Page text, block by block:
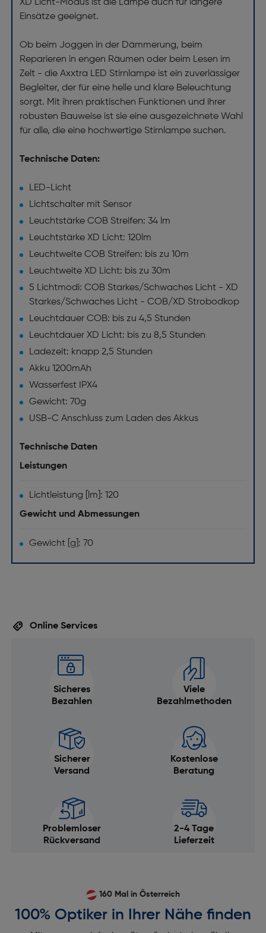
XD Licht-Modus ist die Lampe auch für längere
Einsätze geeignet.
Ob beim Joggen in der Dämmerung, beim
Reparieren in engen Räumen oder beim Lesen im
Zelt - die Axxtra LED Stirnlampe ist ein zuverlässiger
Begleiter, der für eine helle und klare Beleuchtung
sorgt. Mit ihren praktischen Funktionen und ihrer
robusten Bauweise ist sie eine ausgezeichnete Wahl
für alle, die eine hochwertige Stirnlampe suchen.
Technische Daten:
LED-Licht
Lichtschalter mit Sensor
Leuchtstärke COB Streifen: 34 lm
Leuchtstärke XD Licht: 120lm
Leuchtweite COB Streifen: bis zu 10m
Leuchtweite XD Licht: bis zu 30m
5 Lichtmodi: COB Starkes/Schwaches Licht - XD
Starkes/Schwaches Licht - COB/XD Strobodkop
Leuchtdauer COB: bis zu 4,5 Stunden
Leuchtdauer XD Licht: bis zu 8,5 Stunden
Ladezeit: knapp 2,5 Stunden
Akku 1200mAh
Wasserfest IPX4
Gewicht: 70g
USB-C Anschluss zum Laden des Akkus
Technische Daten
Leistungen
Lichtleistung [lm]: 120
Gewicht und Abmessungen
Gewicht [g]: 70
Online Services
Sicheres
Bezahlen
Viele
Bezahlmethoden
Sicherer
Versand
Kostenlose
Beratung
Problemloser
Rückversand
2-4 Tage
Lieferzeit
160 Mal in Österreich
100% Optiker in Ihrer Nähe finden